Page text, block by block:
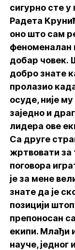
сигурно сте
Радета
оно што сам
феноменалан
добар човек.
добро знате
пролазио
осуде, није
заједно и
лидера ове
Са друге
жртвовати за
поговора
је за мене
знате да је
позицији
препоносан
екипи. Млађи
науче, једног